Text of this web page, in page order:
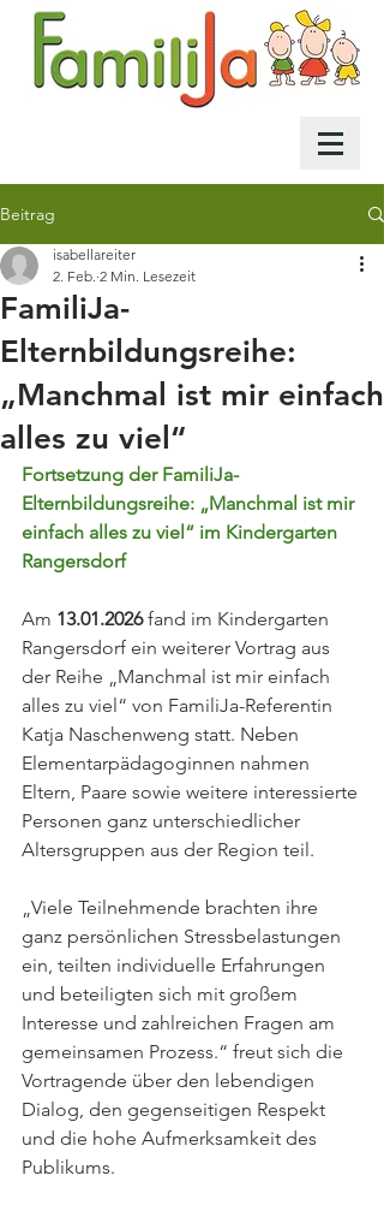
Beitrag
FamiliJa-
Elternbildungsreihe:
„Manchmal ist mir einfach
alles zu viel“
isabellareiter
2. Feb. 2 Min. Lesezeit
Fortsetzung der FamiliJa-
Elternbildungsreihe: „Manchmal ist mir
einfach alles zu viel“ im Kindergarten
Rangersdorf
Am 13.01.2026 fand im Kindergarten
Rangersdorf ein weiterer Vortrag aus
der Reihe „Manchmal ist mir einfach
alles zu viel“ von FamiliJa-Referentin
Katja Naschenweng statt. Neben
Elementarpädagoginnen nahmen
Eltern, Paare sowie weitere interessierte
Personen ganz unterschiedlicher
Altersgruppen aus der Region teil.
„Viele Teilnehmende brachten ihre
ganz persönlichen Stressbelastungen
ein, teilten individuelle Erfahrungen
und beteiligten sich mit großem
Interesse und zahlreichen Fragen am
gemeinsamen Prozess.“ freut sich die
Vortragende über den lebendigen
Dialog, den gegenseitigen Respekt
und die hohe Aufmerksamkeit des
Publikums.